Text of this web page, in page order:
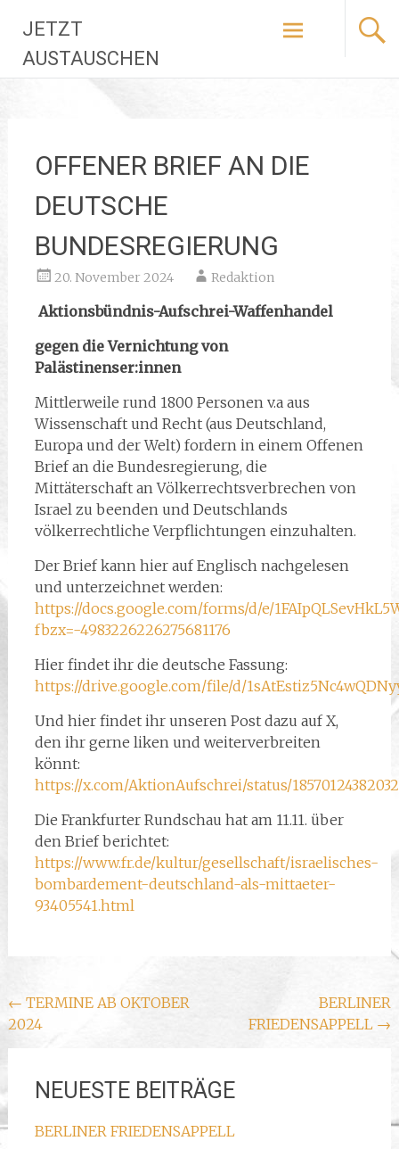
Inhalt
springen
JETZT
AUSTAUSCHEN
OFFENER BRIEF AN DIE
DEUTSCHE
BUNDESREGIERUNG
20. November 2024 Redaktion
Aktionsbündnis-Aufschrei-Waffenhandel
gegen die Vernichtung von
Palästinenser:innen
Mittlerweile rund 1800 Personen v.a aus
Wissenschaft und Recht (aus Deutschland,
Europa und der Welt) fordern in einem Offenen
Brief an die Bundesregierung, die
Mittäterschaft an Völkerrechtsverbrechen von
Israel zu beenden und Deutschlands
völkerrechtliche Verpflichtungen einzuhalten.
Der Brief kann hier auf Englisch nachgelesen
und unterzeichnet werden:
https://docs.google.com/forms/d/e/
fbzx=-4983226226275681176
Hier findet ihr die deutsche Fassung:
https://drive.google.com/file/d/
Und hier findet ihr unseren Post dazu auf X,
den ihr gerne liken und weiterverbreiten
könnt:
https://x.com/AktionAufschrei/status/
Die Frankfurter Rundschau hat am 11.11. über
den Brief berichtet:
https://www.fr.de/kultur/gesellschaft/israelisches-
bombardement-deutschland-als-mittaeter-
93405541.html
Beitragsnavigation
← TERMINE AB OKTOBER
2024
BERLINER
FRIEDENSAPPELL →
NEUESTE BEITRÄGE
BERLINER FRIEDENSAPPELL